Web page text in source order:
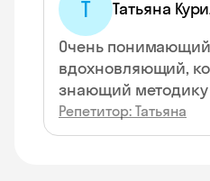
Т
Татьяна
Очень
вдохновляющий,
знающий методику
Репетитор: Татьяна